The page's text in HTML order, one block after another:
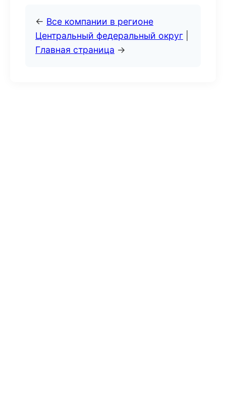
← Все компании в регионе
Центральный федеральный округ
Главная страница →